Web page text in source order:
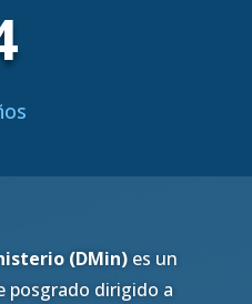
(DMin)es un
dirigido a